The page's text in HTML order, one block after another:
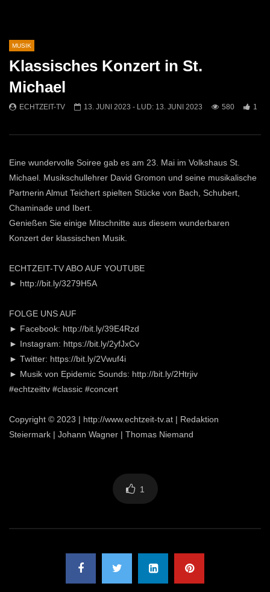
irgendwann (Nena Cover)
566
0
Rose
727
7
MUSIK
Klassisches Konzert in St.
Michael
ECHTZEIT-TV 13. JUNI 2023 - LUD: 13. JUNI 2023 580 1
Eine wundervolle Soiree gab es am 23. Mai im Volkshaus St.
Michael. Musikschullehrer David Gromon und seine musikalische
Partnerin Almut Teichert spielten Stücke von Bach, Schubert,
Chaminade und Ibert.
Genießen Sie einige Mitschnitte aus diesem wunderbaren
Konzert der klassischen Musik.
ECHTZEIT-TV ABO AUF YOUTUBE
► http://bit.ly/3279H5A
FOLGE UNS AUF
► Facebook: http://bit.ly/39E4Rzd
► Instagram: https://bit.ly/2yfJxCv
► Twitter: https://bit.ly/2Vwuf4i
► Musik von Epidemic Sounds: http://bit.ly/2Htrjiv
#echtzeittv #classic #concert
Copyright © 2023 | http://www.echtzeit-tv.at | Redaktion
Steiermark | Johann Wagner | Thomas Niemand
1